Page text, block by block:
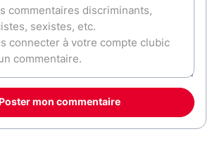
Poster mon commentaire